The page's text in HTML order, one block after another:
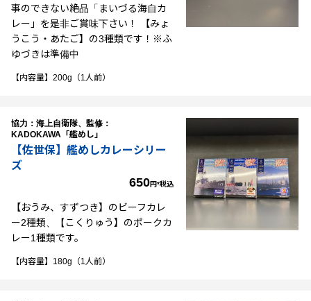
事のできない絶品「まいづる海自カ
レー」を是非ご賞味下さい！ 【みょ
うこう・あたご】の3種類です！※ふ
ゆづきは準備中
【内容量】200g（1人前）
協力：海上自衛隊、監修：
KADOKAWA「艦めし」
【佐世保】艦めしカレーシリー
ズ
650円*税込
【おうみ、すずつき】のビーフカレ
ー2種類、【こくりゅう】のポークカ
レー1種類です。
【内容量】180g（1人前）